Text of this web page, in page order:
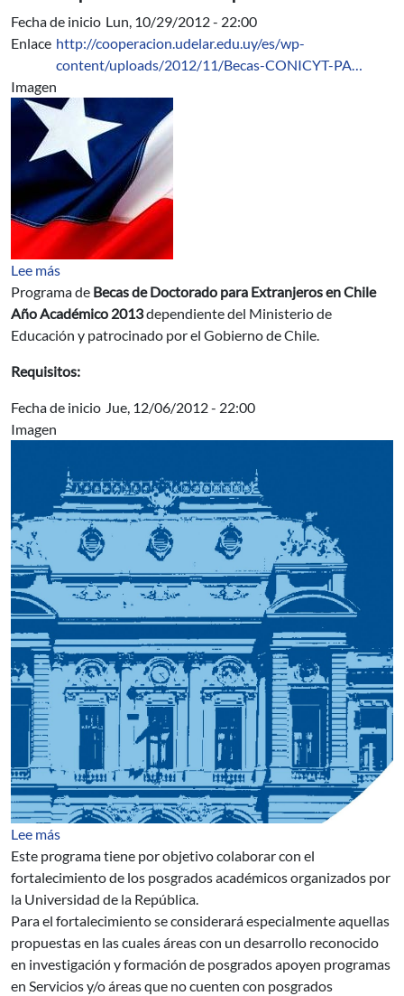
Fecha de inicio Lun, 10/29/2012 - 22:00
Enlace http://cooperacion.udelar.edu.uy/es/wp-
content/uploads/2012/11/Becas-CONICYT-PA…
Imagen
Lee mássobre Becas de Doctorado para Extranjeros en Chile
Programa de Becas de Doctorado para Extranjeros en Chile
Año Académico 2013dependiente del Ministerio de
Educación y patrocinado por el Gobierno de Chile.
Requisitos:
Fecha de inicio Jue, 12/06/2012 - 22:00
Imagen
Lee mássobre Apoyo Institucional a Posgrado de la
Este programa tiene por objetivo colaborar con el
fortalecimiento de los posgrados académicos organizados por
la Universidad de la República.
Para el fortalecimiento se considerará especialmente aquellas
propuestas en las cuales áreas con un desarrollo reconocido
en investigación y formación de posgrados apoyen programas
en Servicios y/o áreas que no cuenten con posgrados